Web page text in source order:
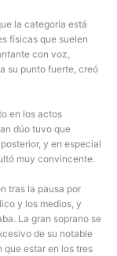
la categoría está
físicas que suelen
con voz,
su punto fuerte, creó
en los actos
dúo tuvo que
y en especial
muy convincente.
tras la pausa por
y los medios, y
La gran soprano se
de su notable
estar en los tres